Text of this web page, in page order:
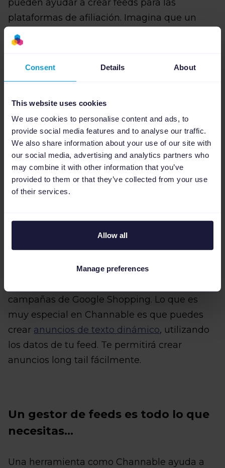
Consent Details About
This website uses cookies
We use cookies to personalise content and ads, to
provide social media features and to analyse our traffic.
We also share information about your use of our site with
our social media, advertising and analytics partners who
may combine it with other information that you’ve
provided to them or that they’ve collected from your use
of their services.
Allow all
Manage preferences
pueden ayudar a crear feeds para las
plataformas de afiliación. Imagina que un
cliente potencial visita tu web y compra una
cámara. Con la ayuda de la plataforma de
afiliación o redes de display podrías alcanzar
a este cliente de nuevo con anuncios sobre
de fotografía o sus redes sociales, podrían ver
tus anuncios. Este tipo de marketing de pago
es mucho más eficiente ya que alcanza a
gente que ya está interesada en tus
productos.
Crea anuncios de pago relevantes
Un gestor de feeds te puede ayudar a
organizar y estructurar tus anuncios de texto
campañas de Google Shopping. Lo que es
muy especial en Channable es que puedes
crear anuncios de texto dinámico, utilizando
los datos de tu feed. Te permitirá crear
anuncios long tail fácilmente.
Un gestor de feeds es todo lo que
necesitas…
Una herramienta como Channable ayuda a